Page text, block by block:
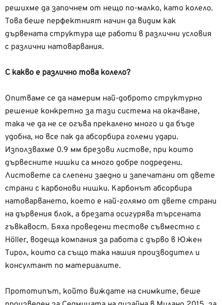
решихме да започнем от нещо по-малко, като колело.
Това беше перфектният начин да видим как
дървената структура ще работи в различни условия
с различни натоварвания.
С какво е различно това колело?
Опитваме се да намерим най-доброто структурно
решение конкретно за тази система на окачване,
така че да не се огъва прекалено много и да бъде
удобна, но все пак да абсорбира големи удари.
Използвахме 0.9 мм брезови листове, при които
дървесните нишки са много добре подредени.
Листовете са слепени заедно и запечатани от двете
страни с карбонови нишки. Карбонът абсорбира
натоварването, което е най-голямо от двете страни
на дървения блок, а брезата осигурява търсената
гъвкавост. Бяха проведени тестове съвместно с
Höller, водеща компания за работа с дърво в Южен
Тирол, които са също така нашия производител и
консултант по материалите.
Прототипът, който виждате на снимките, беше